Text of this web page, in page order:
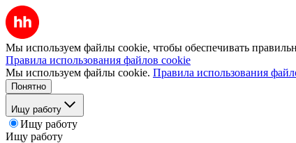
Мы используем файлы cookie, чтобы обеспечивать
Правила использования файлов cookie
Мы используем файлы cookie. Правила использования
Понятно
Ищу работу
Ищу работу
Ищу работу